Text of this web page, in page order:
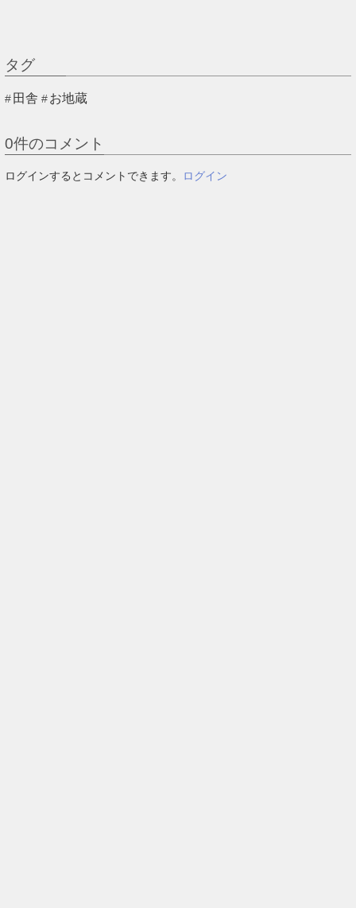
タグ
田舎 お地蔵
0件のコメント
ログインするとコメントできます。 ログイン